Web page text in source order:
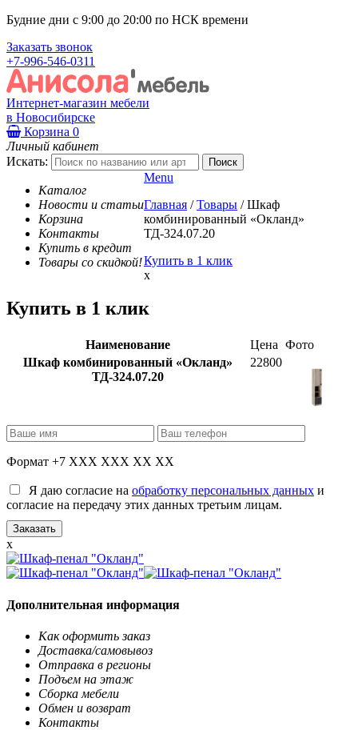
Будние дни с 9:00 до 20:00 по НСК времени
Заказать звонок
+7-996-546-0311
Интернет-магазин мебели
в Новосибирске
Корзина 0
Личный кабинет
Искать:
Каталог
Новости и статьи
Корзина
Контакты
Купить в кредит
Товары со скидкой!
Menu
Главная / Товары / Шкаф
комбинированный «Окланд»
ТД-324.07.20
Купить в 1 клик
x
Купить в 1 клик
Наименование Цена Фото
Шкаф комбинированный «Окланд»
ТД-324.07.20
22800
Формат +7 XXX XXX XX XX
Я даю согласие на обработку персональных данных и
согласие на передачу этих данных третьим лицам.
x
Дополнительная информация
Как оформить заказ
Доставка/самовывоз
Отправка в регионы
Подъем на этаж
Сборка мебели
Обмен и возврат
Контакты